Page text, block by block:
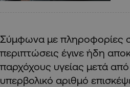
Σύμφωνα με πληροφορίες
περιπτώσεις έγινε ήδη
παρχόχους υγείας μετά από
υπερβολικό αριθμό